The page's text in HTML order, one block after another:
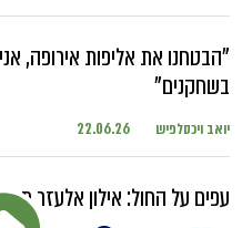
"הבטחנו את אליפות אירופה,
בשחקנים"
יואב ויכסלפיש 22.06.26
עפים על החול: אילון אלעזר